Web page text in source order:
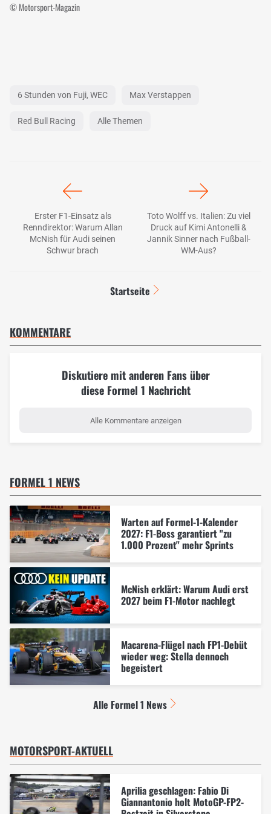
© Motorsport-Magazin
6 Stunden von Fuji, WEC Max Verstappen
Red Bull Racing Alle Themen
Erster F1-Einsatz als
Renndirektor: Warum Allan
McNish für Audi seinen
Schwur brach
Toto Wolff vs. Italien: Zu viel
Druck auf Kimi Antonelli &
Jannik Sinner nach Fußball-
WM-Aus?
Startseite
KOMMENTARE
Diskutiere mit anderen Fans über
diese Formel 1 Nachricht
Alle Kommentare anzeigen
FORMEL 1 NEWS
Warten auf Formel-1-Kalender
2027: F1-Boss garantiert "zu
1.000 Prozent" mehr Sprints
McNish erklärt: Warum Audi erst
2027 beim F1-Motor nachlegt
Macarena-Flügel nach FP1-Debüt
wieder weg: Stella dennoch
begeistert
Alle Formel 1 News
MOTORSPORT-AKTUELL
Aprilia geschlagen: Fabio Di
Giannantonio holt MotoGP-FP2-